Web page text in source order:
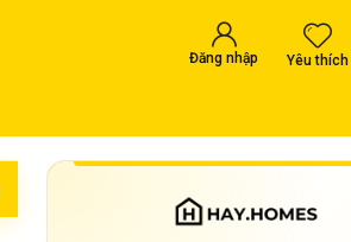
Đăng nhập Yêu thích